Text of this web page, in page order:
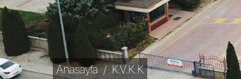
Anasayfa K.V.K.K